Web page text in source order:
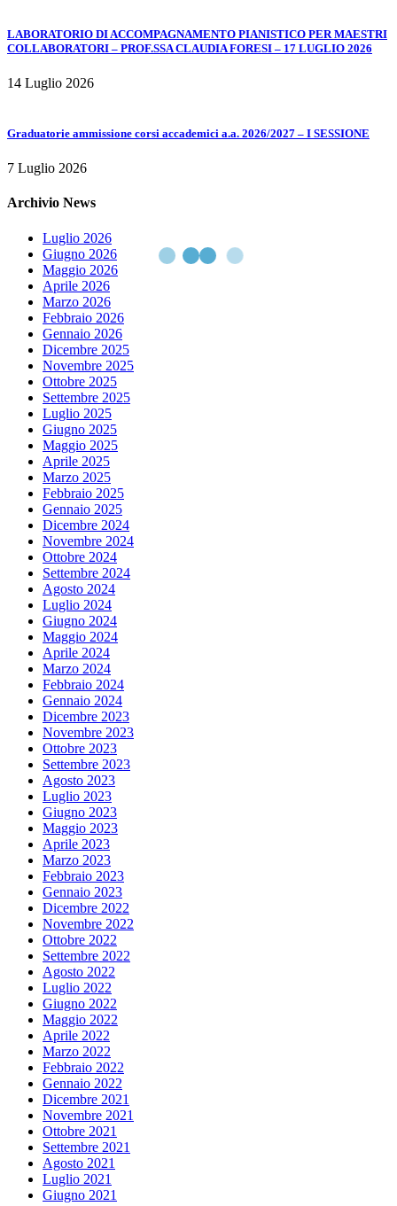
LABORATORIO DI ACCOMPAGNAMENTO PIANISTICO PER MAESTRI
COLLABORATORI – PROF.SSA CLAUDIA FORESI – 17 LUGLIO 2026
14 Luglio 2026
Graduatorie ammissione corsi accademici a.a. 2026/2027 – I SESSIONE
7 Luglio 2026
Archivio News
Luglio 2026
Giugno 2026
Maggio 2026
Aprile 2026
Marzo 2026
Febbraio 2026
Gennaio 2026
Dicembre 2025
Novembre 2025
Ottobre 2025
Settembre 2025
Luglio 2025
Giugno 2025
Maggio 2025
Aprile 2025
Marzo 2025
Febbraio 2025
Gennaio 2025
Dicembre 2024
Novembre 2024
Ottobre 2024
Settembre 2024
Agosto 2024
Luglio 2024
Giugno 2024
Maggio 2024
Aprile 2024
Marzo 2024
Febbraio 2024
Gennaio 2024
Dicembre 2023
Novembre 2023
Ottobre 2023
Settembre 2023
Agosto 2023
Luglio 2023
Giugno 2023
Maggio 2023
Aprile 2023
Marzo 2023
Febbraio 2023
Gennaio 2023
Dicembre 2022
Novembre 2022
Ottobre 2022
Settembre 2022
Agosto 2022
Luglio 2022
Giugno 2022
Maggio 2022
Aprile 2022
Marzo 2022
Febbraio 2022
Gennaio 2022
Dicembre 2021
Novembre 2021
Ottobre 2021
Settembre 2021
Agosto 2021
Luglio 2021
Giugno 2021